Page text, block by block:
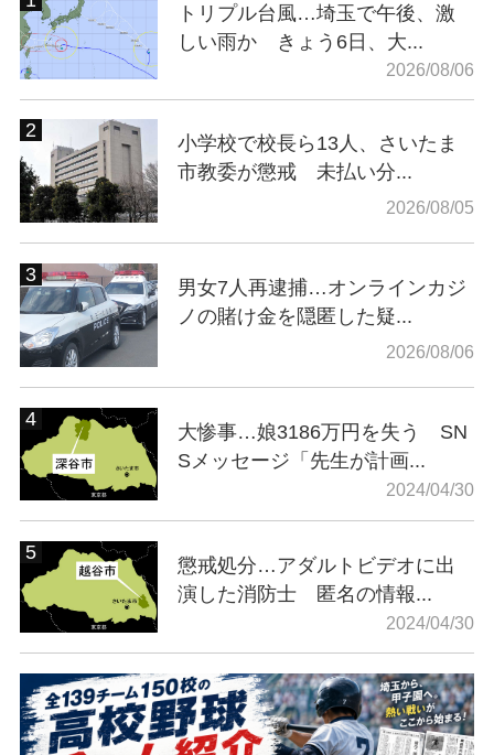
トリプル台風…埼玉で午後、激
しい雨か きょう6日、大...
2026/08/06
小学校で校長ら13人、さいたま
市教委が懲戒 未払い分...
2026/08/05
男女7人再逮捕…オンラインカジ
ノの賭け金を隠匿した疑...
2026/08/06
大惨事…娘3186万円を失う SN
Sメッセージ「先生が計画...
2024/04/30
懲戒処分…アダルトビデオに出
演した消防士 匿名の情報...
2024/04/30